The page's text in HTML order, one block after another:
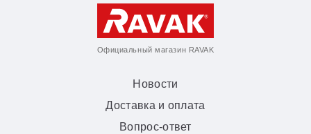
Официальный магазин RAVAK
Новости
Доставка и оплата
Вопрос-ответ